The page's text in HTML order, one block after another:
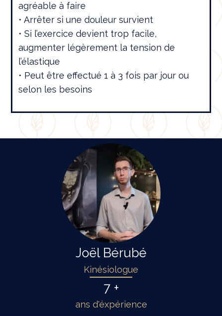
agréable à faire
• Arrêter si une douleur survient
• Si l’exercice devient trop facile,
augmenter légèrement la tension de
l’élastique
• Peut être effectué 1 à 3 fois par jour ou
selon les besoins
Joël Bérubé
Kinésiologue
7 +
ans d'éxpérience